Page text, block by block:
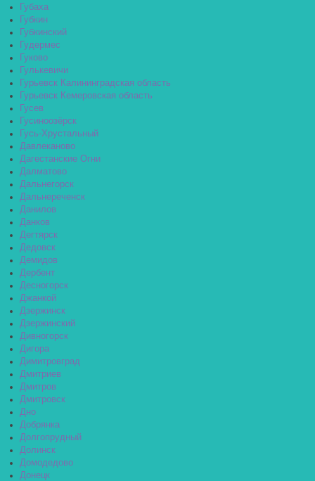
Губаха
Губкин
Губкинский
Гудермес
Гуково
Гулькевичи
Гурьевск Калининградская область
Гурьевск Кемеровская область
Гусев
Гусиноозёрск
Гусь-Хрустальный
Давлеканово
Дагестанские Огни
Далматово
Дальнегорск
Дальнереченск
Данилов
Данков
Дегтярск
Дедовск
Демидов
Дербент
Десногорск
Джанкой
Дзержинск
Дзержинский
Дивногорск
Дигора
Димитровград
Дмитриев
Дмитров
Дмитровск
Дно
Добрянка
Долгопрудный
Долинск
Домодедово
Донецк